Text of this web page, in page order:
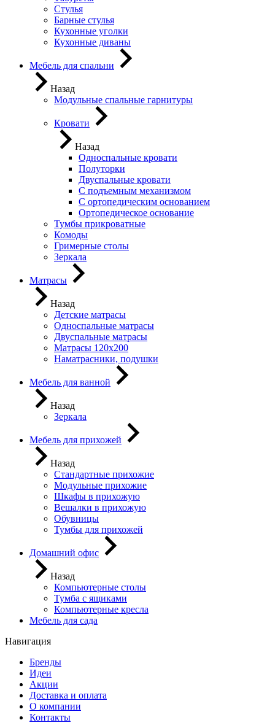
Стулья
Барные стулья
Кухонные уголки
Кухонные диваны
Мебель для спальни
Назад
Модульные спальные гарнитуры
Кровати
Назад
Односпальные кровати
Полуторки
Двуспальные кровати
С подъемным механизмом
С ортопедическим основанием
Ортопедическое основание
Тумбы прикроватные
Комоды
Гримерные столы
Зеркала
Матрасы
Назад
Детские матрасы
Односпальные матрасы
Двуспальные матрасы
Матрасы 120х200
Наматрасники, подушки
Мебель для ванной
Назад
Зеркала
Мебель для прихожей
Назад
Стандартные прихожие
Модульные прихожие
Шкафы в прихожую
Вешалки в прихожую
Обувницы
Тумбы для прихожей
Домашний офис
Назад
Компьютерные столы
Тумба с ящиками
Компьютерные кресла
Мебель для сада
Навигация
Бренды
Идеи
Акции
Доставка и оплата
О компании
Контакты